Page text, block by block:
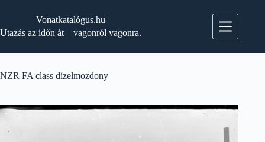
Vonatkatalógus.hu
Utazás az időn át – vagonról vagonra.
NZR FA class dízelmozdony